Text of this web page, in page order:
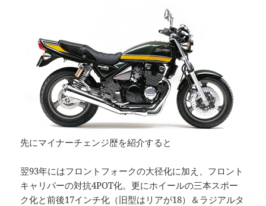
先にマイナーチェンジ歴を紹介すると
翌93年にはフロントフォークの大径化に加え、フロント
キャリパーの対抗4POT化。更にホイールの三本スポー
ク化と前後17インチ化（旧型はリアが18）＆ラジアルタ